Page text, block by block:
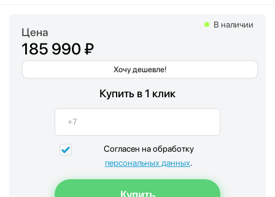
Цена
185 990 ₽
Хочу дешевле!
В наличии
Купить в 1 клик
Согласен на обработку
персональных данных.